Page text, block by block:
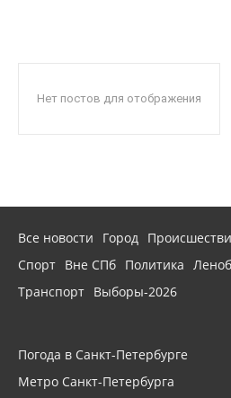
Нет постов для отображения
Все новости Город
Спорт Вне СПб Политика
Транспорт Выборы-2026
Погода в Санкт-Петербурге
Метро Санкт-Петербурга